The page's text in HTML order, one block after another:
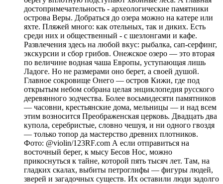
достопримечательность - археологические памятники
острова Веры. Добраться до озера можно на катере или
яхте. Пляжей много: как отельных, так и диких. Есть
среди них и общественный - с шезлонгами и кафе.
Развлечения здесь на любой вкус: рыбалка, сап-серфинг,
экскурсии и сбор грибов. Онежское озеро — это вторая
по величине водная чаша Европы, уступающая лишь
Ладоге. Но не размерами оно берет, а своей душой.
Главное сокровище Онего — остров Кижи, где под
открытым небом собрана целая энциклопедия русского
деревянного зодчества. Более восьмидесяти памятников
— часовни, крестьянские дома, мельницы — и над всем
этим возносится Преображенская церковь. Двадцать два
купола, серебристые, словно чешуя, и ни одного гвоздя
— только топор да мастерство древних плотников.
Фото: @violin/123RF.com А если отправиться на
восточный берег, к мысу Бесов Нос, можно
прикоснуться к тайне, которой пять тысяч лет. Там, на
гладких скалах, выбиты петроглифы — фигуры людей,
зверей и загадочных существ. Их оставили люди задолго